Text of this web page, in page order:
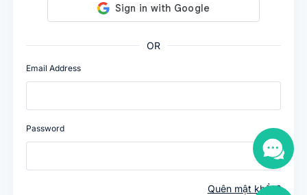
OR
Email Address
Password
Quên mật khẩu?